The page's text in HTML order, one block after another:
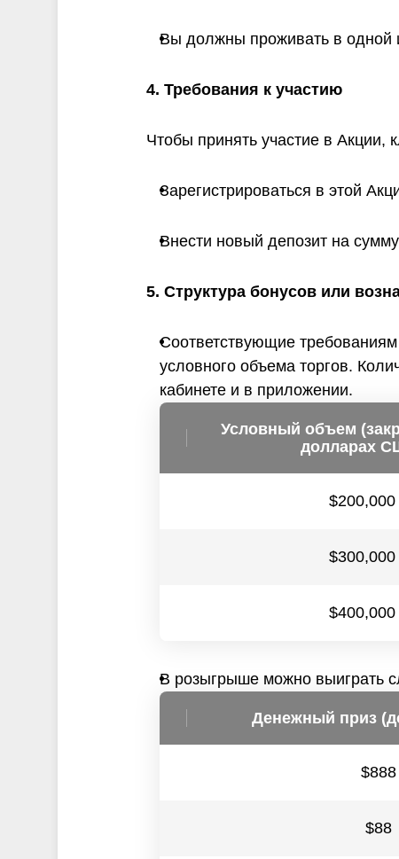
Вы должны проживать в одной
4. Требования к участию
Чтобы принять участие в Акции,
Зарегистрироваться в этой
Внести новый депозит на
5. Структура бонусов или
Соответствующие
условного объема торгов.
кабинете и в приложении.
Условный объем
долларах
$200,000
$300,000
$400,000
В розыгрыше можно выиграть
Денежный приз
$888
$88